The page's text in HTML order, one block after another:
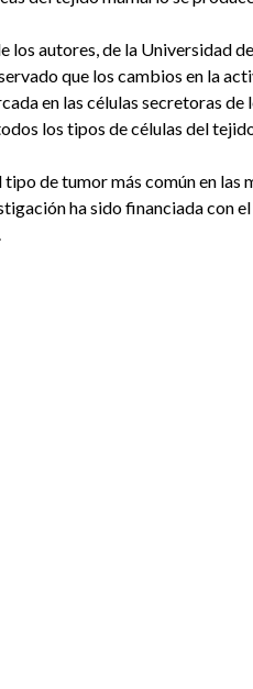
los autores, de la Universidad
que los cambios en la
en las células secretoras de
los tipos de células del
tipo de tumor más común en
ha sido financiada con